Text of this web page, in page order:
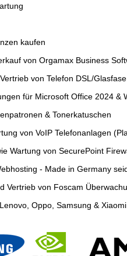
kaufen
von Orgamax Business
von Telefon DSL/
für Microsoft Office 2024 &
& Tonerkatuschen
von VoIP Telefonanlagen
Wartung von SecurePoint
- Made in Germany
Vertrieb von Foscam
Oppo, Samsung &